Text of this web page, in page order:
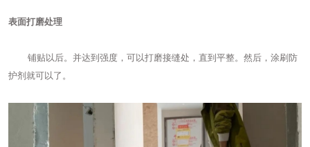
表面打磨处理
铺贴以后。并达到强度，可以打磨接缝处，直到平整。然后，涂刷防
护剂就可以了。